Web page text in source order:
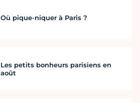
Où pique-niquer à Paris ?
Les petits bonheurs parisiens en
août